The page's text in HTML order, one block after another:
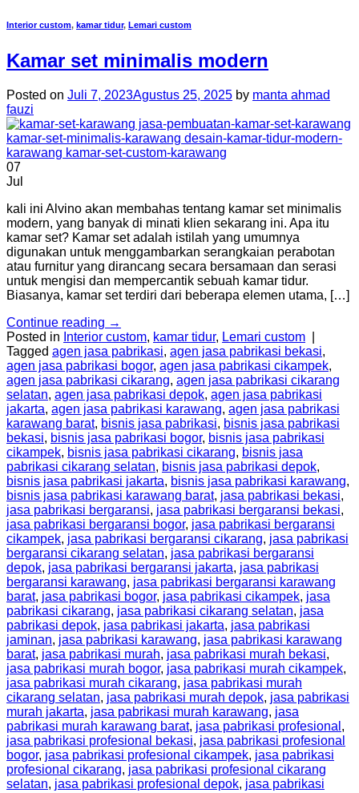
Interior custom, kamar tidur, Lemari custom
Kamar set minimalis modern
Posted on Juli 7, 2023Agustus 25, 2025 by manta ahmad
fauzi
07
Jul
kali ini Alvino akan membahas tentang kamar set minimalis
modern, yang banyak di minati klien sekarang ini. Apa itu
kamar set? Kamar set adalah istilah yang umumnya
digunakan untuk menggambarkan serangkaian perabotan
atau furnitur yang dirancang secara bersamaan dan serasi
untuk mengisi dan mempercantik sebuah kamar tidur.
Biasanya, kamar set terdiri dari beberapa elemen utama, […]
Continue reading →
Posted in Interior custom, kamar tidur, Lemari custom
Tagged agen jasa pabrikasi, agen jasa pabrikasi bekasi,
agen jasa pabrikasi bogor, agen jasa pabrikasi cikampek,
agen jasa pabrikasi cikarang, agen jasa pabrikasi cikarang
selatan, agen jasa pabrikasi depok, agen jasa pabrikasi
jakarta, agen jasa pabrikasi karawang, agen jasa pabrikasi
karawang barat, bisnis jasa pabrikasi, bisnis jasa pabrikasi
bekasi, bisnis jasa pabrikasi bogor, bisnis jasa pabrikasi
cikampek, bisnis jasa pabrikasi cikarang, bisnis jasa
pabrikasi cikarang selatan, bisnis jasa pabrikasi depok,
bisnis jasa pabrikasi jakarta, bisnis jasa pabrikasi karawang,
bisnis jasa pabrikasi karawang barat, jasa pabrikasi bekasi,
jasa pabrikasi bergaransi, jasa pabrikasi bergaransi bekasi,
jasa pabrikasi bergaransi bogor, jasa pabrikasi bergaransi
cikampek, jasa pabrikasi bergaransi cikarang, jasa pabrikasi
bergaransi cikarang selatan, jasa pabrikasi bergaransi
depok, jasa pabrikasi bergaransi jakarta, jasa pabrikasi
bergaransi karawang, jasa pabrikasi bergaransi karawang
barat, jasa pabrikasi bogor, jasa pabrikasi cikampek, jasa
pabrikasi cikarang, jasa pabrikasi cikarang selatan, jasa
pabrikasi depok, jasa pabrikasi jakarta, jasa pabrikasi
jaminan, jasa pabrikasi karawang, jasa pabrikasi karawang
barat, jasa pabrikasi murah, jasa pabrikasi murah bekasi,
jasa pabrikasi murah bogor, jasa pabrikasi murah cikampek,
jasa pabrikasi murah cikarang, jasa pabrikasi murah
cikarang selatan, jasa pabrikasi murah depok, jasa pabrikasi
murah jakarta, jasa pabrikasi murah karawang, jasa
pabrikasi murah karawang barat, jasa pabrikasi profesional ,
jasa pabrikasi profesional bekasi, jasa pabrikasi profesional
bogor, jasa pabrikasi profesional cikampek, jasa pabrikasi
profesional cikarang, jasa pabrikasi profesional cikarang
selatan, jasa pabrikasi profesional depok, jasa pabrikasi